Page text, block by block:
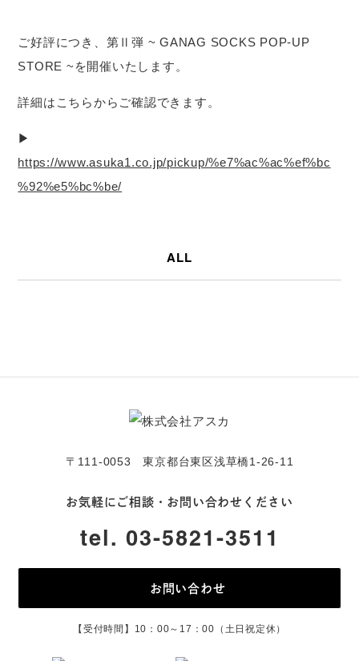
ご好評につき、第Ⅱ弾 ~ GANAG SOCKS POP-UP
STORE ~を開催いたします。
詳細はこちらからご確認できます。
▶
https://www.asuka1.co.jp/pickup/%e7%ac%ac%ef%bc
%92%e5%bc%be/
ALL
〒111-0053 東京都台東区浅草橋1-26-11
お気軽にご相談・お問い合わせください
tel. 03-5821-3511
お問い合わせ
【受付時間】10：00～17：00（土日祝定休）